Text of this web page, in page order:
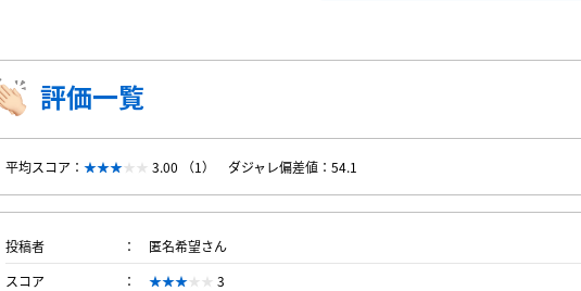
評価一覧
平均スコア： 3.00 （1） ダジャレ偏差値：54.1
投稿者
匿名希望さん
スコア
3